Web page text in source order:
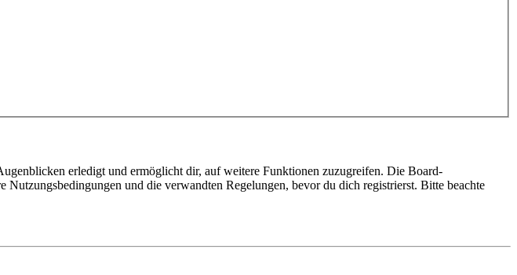
erledigt und ermöglicht dir, auf weitere Funktionen zuzugreifen. Die Board-
und die verwandten Regelungen, bevor du dich registrierst. Bitte beachte